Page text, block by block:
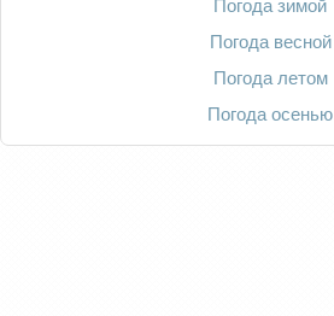
Погода зимой
Погода весной
Погода летом
Погода осенью